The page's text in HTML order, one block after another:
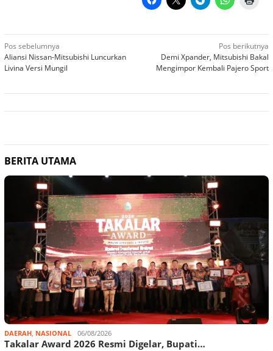
Navigasi
pos
Pos sebelumnya
Aliansi Nissan-Mitsubishi Luncurkan
Livina Versi Mungil
Pos berikutnya
Demi Xpander, Mitsubishi Bakal
Mengimpor Kembali Pajero Sport
BERITA UTAMA
DAERAH, NASIONAL 06/08/2026
Takalar Award 2026 Resmi Digelar, Bupati…